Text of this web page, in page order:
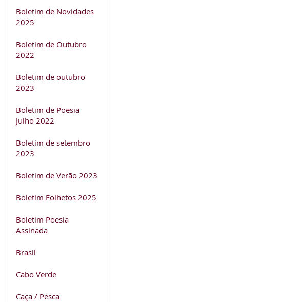
Boletim de Novidades
2025
Boletim de Outubro
2022
Boletim de outubro
2023
Boletim de Poesia
Julho 2022
Boletim de setembro
2023
Boletim de Verão 2023
Boletim Folhetos 2025
Boletim Poesia
Assinada
Brasil
Cabo Verde
Caça / Pesca